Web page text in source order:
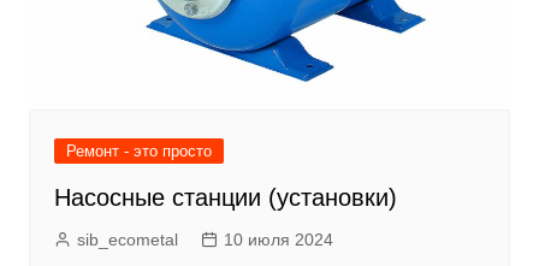
Ремонт - это просто
Насосные станции (установки)
sib_ecometal 10 июля 2024